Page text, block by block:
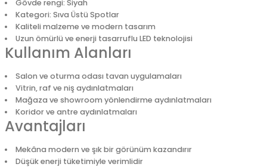
Gövde rengi: Siyah
Kategori: Sıva Üstü Spotlar
Kaliteli malzeme ve modern tasarım
Uzun ömürlü ve enerji tasarruflu LED teknolojisi
Kullanım Alanları
Salon ve oturma odası tavan uygulamaları
Vitrin, raf ve niş aydınlatmaları
Mağaza ve showroom yönlendirme aydınlatmaları
Koridor ve antre aydınlatmaları
Avantajları
Mekâna modern ve şık bir görünüm kazandırır
Düşük enerji tüketimiyle verimlidir